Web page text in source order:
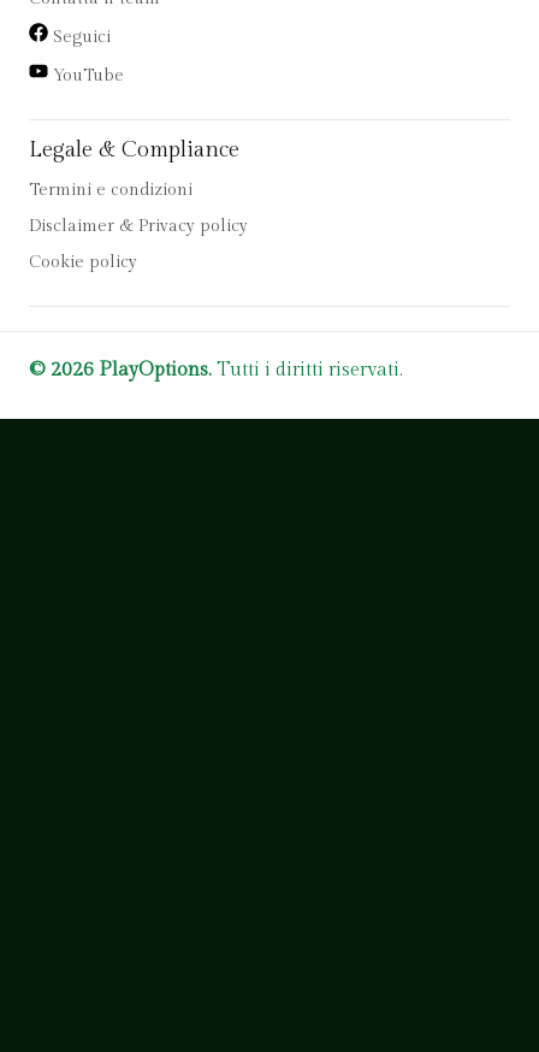
Seguici
YouTube
Legale & Compliance
Termini e condizioni
Disclaimer & Privacy policy
Cookie policy
© 2026 PlayOptions. Tutti i diritti riservati.